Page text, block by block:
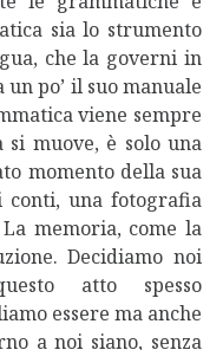
sia lo strumento
che la governi in
po’ il suo manuale
viene sempre
muove, è solo una
momento della sua
conti, una fotografia
memoria, come la
Decidiamo noi
atto spesso
essere ma anche
a noi siano, senza